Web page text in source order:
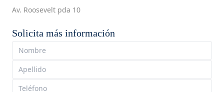
Av. Roosevelt pda 10
Solicita más información